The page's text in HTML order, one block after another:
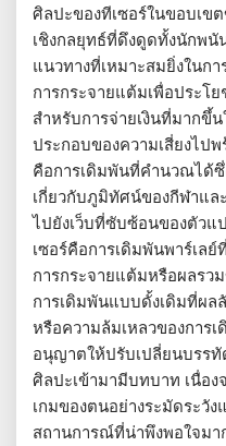
ศิลปะของทีเซอร์ในขอบเข
เชิงกลยุทธ์ที่ดึงดูดทั้งนัก
แนวทางที่เหมาะสมยิ่งในก
การกระจายแต้มเพื่อปร
สำหรับการจ่ายเงินที่มากขึ้
ประกอบของความเสี่ยงไป
คือการเดิมพันที่คำนวณได้ซึ่
เกี่ยวกับภูมิทัศน์ของกีฬาแล
ไปยังเว็บที่ซับซ้อนของตัว
เซอร์คือการเดิมพันพาร์เล
การกระจายแต้มหรือผลรว
การเดิมพันแบบดั้งเดิมที่ผล
หรือความล้มเหลวของกา
อนุญาตให้ปรับเปลี่ยนบ
ศิลปะเข้ามามีบทบาท เนื่อ
เกมของตนอย่างระมัดระวั
สถานการณ์ที่น่าพึงพอใจม